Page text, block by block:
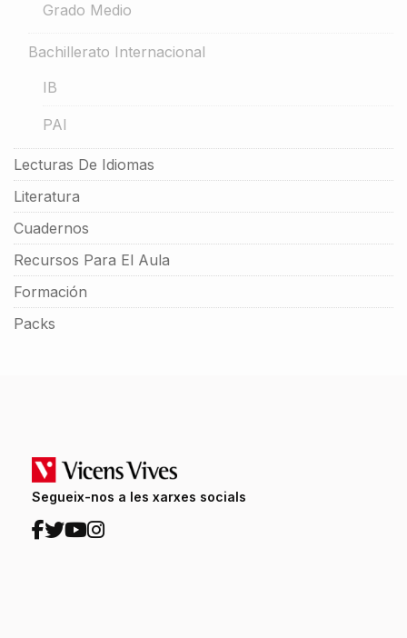
Grado Medio
Bachillerato Internacional
IB
PAI
Lecturas De Idiomas
Literatura
Cuadernos
Recursos Para El Aula
Formación
Packs
Segueix-nos a les xarxes socials